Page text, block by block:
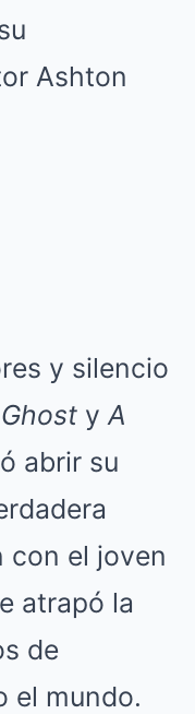
Ashton
y silencio
Ghost yA
abrir su
con el joven
atrapó la
de
el mundo.